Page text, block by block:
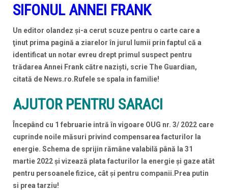
SIFONUL ANNEI FRANK
Un editor olandez şi-a cerut scuze pentru o carte care a
ţinut prima pagină a ziarelor în jurul lumii prin faptul că a
identificat un notar evreu drept primul suspect pentru
trădarea Annei Frank către nazişti, scrie The Guardian,
citată de News.ro.Rufele se spala in familie!
AJUTOR PENTRU SARACI
Începând cu 1 februarie intră în vigoare OUG nr. 3/ 2022 care
cuprinde noile măsuri privind compensarea facturilor la
energie. Schema de sprijin rămâne valabilă până la 31
martie 2022 și vizează plata facturilor la energie și gaze atât
pentru persoanele fizice, cât și pentru companii.Prea putin
si prea tarziu!